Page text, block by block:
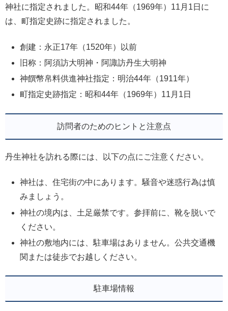
神社に指定されました。昭和44年（1969年）11月1日に
は、町指定史跡に指定されました。
創建：永正17年（1520年）以前
旧称：阿須訪大明神・阿諏訪丹生大明神
神饌幣帛料供進神社指定：明治44年（1911年）
町指定史跡指定：昭和44年（1969年）11月1日
訪問者のためのヒントと注意点
丹生神社を訪れる際には、以下の点にご注意ください。
神社は、住宅街の中にあります。騒音や迷惑行為は慎
みましょう。
神社の境内は、土足厳禁です。参拝前に、靴を脱いで
ください。
神社の敷地内には、駐車場はありません。公共交通機
関または徒歩でお越しください。
駐車場情報